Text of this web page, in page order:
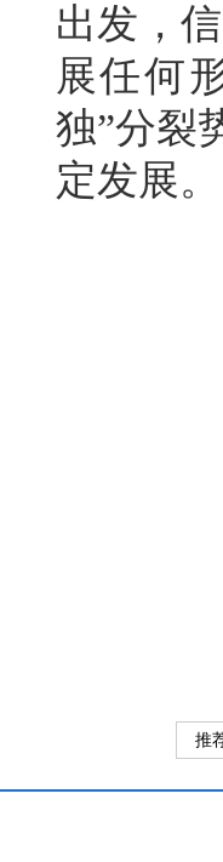
出发，
展任何
独”分裂
定发展。
推